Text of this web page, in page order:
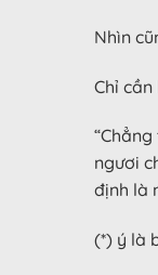
Nhìn
Chỉ
ngươi
định là
(*) ý là